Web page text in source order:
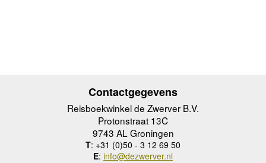
Contactgegevens
Reisboekwinkel de Zwerver B.V.
Protonstraat 13C
9743 AL Groningen
T: +31 (0)50 - 3 12 69 50
E: info@dezwerver.nl